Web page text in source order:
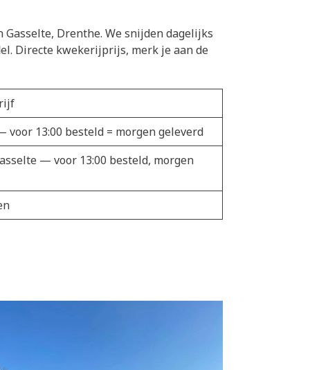
Drenthe. We snijden dagelijks
Directe kwekerijprijs, merk je aan de
13:00 besteld = morgen geleverd
— voor 13:00 besteld, morgen